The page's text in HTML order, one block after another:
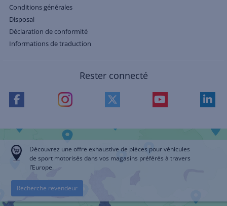
Conditions générales
Disposal
Déclaration de conformité
Informations de traduction
Rester connecté
Découvrez une offre exhaustive de pièces pour véhicules
de sport motorisés dans vos magasins préférés à travers
l’Europe.
Recherche revendeur